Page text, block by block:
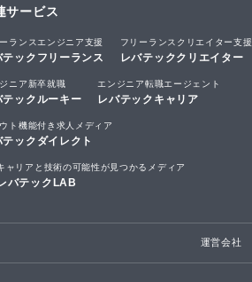
サービス
ランスエンジニア支援
テックフリーランス
フリーランスクリエイター支援
レバテッククリエイター
ニア新卒就職
テックルーキー
エンジニア転職エージェント
レバテックキャリア
ト機能付き求人メディア
テックダイレクト
ャリアと技術の可能性が見つかるメディア
バテックLAB
運営会社